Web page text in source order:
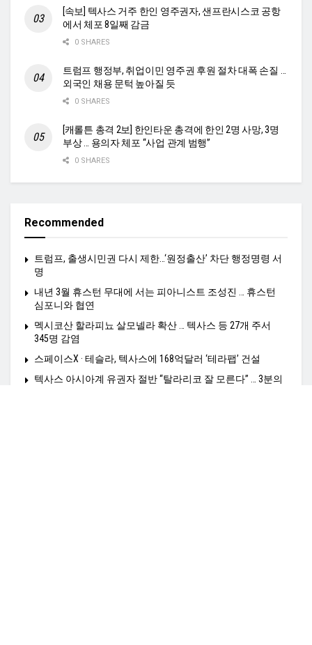
[속보] 텍사스 거주 한인 영주권자, 샌프란시스코 공항
에서 체포 8일째 감금
0 SHARES
트럼프 행정부, 취업이민 영주권 후원 절차 대폭 손질 …
외국인 채용 문턱 높아질 듯
0 SHARES
[캐롤튼 총격 2보] 한인타운 총격에 한인 2명 사망, 3명
부상 … 용의자 체포 “사업 관계 범행”
0 SHARES
Recommended
트럼프, 출생시민권 다시 제한…‘원정출산’ 차단 행정명령 서
명
내년 3월 휴스턴 무대에 서는 피아니스트 조성진 … 휴스턴
심포니와 협연
멕시코산 할라피뇨 살모넬라 확산 … 텍사스 등 27개 주서
345명 감염
스페이스X · 테슬라, 텍사스에 168억달러 ‘테라팹’ 건설
텍사스 아시아계 유권자 절반 “탈라리코 잘 모른다” … 3분의